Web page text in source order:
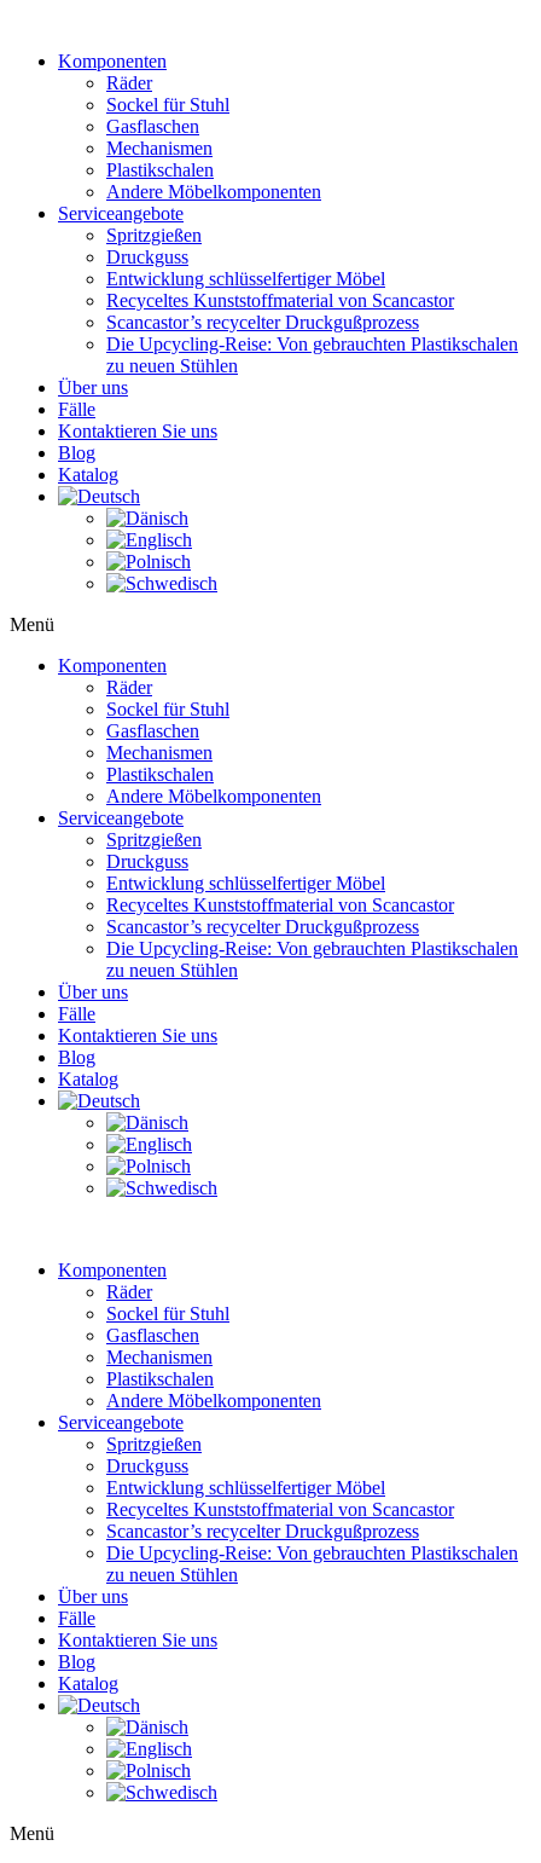
wechselnKomponenten
Räder
Sockel für Stuhl
Gasflaschen
Mechanismen
Plastikschalen
Andere Möbelkomponenten
Serviceangebote
Spritzgießen
Druckguss
Entwicklung schlüsselfertiger Möbel
Recyceltes Kunststoffmaterial von Scancastor
Scancastor’s recycelter Druckgußprozess
Die Upcycling-Reise: Von gebrauchten Plastikschalen
zu neuen Stühlen
Über uns
Fälle
Kontaktieren Sie uns
Blog
Katalog
Menü
Komponenten
Räder
Sockel für Stuhl
Gasflaschen
Mechanismen
Plastikschalen
Andere Möbelkomponenten
Serviceangebote
Spritzgießen
Druckguss
Entwicklung schlüsselfertiger Möbel
Recyceltes Kunststoffmaterial von Scancastor
Scancastor’s recycelter Druckgußprozess
Die Upcycling-Reise: Von gebrauchten Plastikschalen
zu neuen Stühlen
Über uns
Fälle
Kontaktieren Sie uns
Blog
Katalog
Komponenten
Räder
Sockel für Stuhl
Gasflaschen
Mechanismen
Plastikschalen
Andere Möbelkomponenten
Serviceangebote
Spritzgießen
Druckguss
Entwicklung schlüsselfertiger Möbel
Recyceltes Kunststoffmaterial von Scancastor
Scancastor’s recycelter Druckgußprozess
Die Upcycling-Reise: Von gebrauchten Plastikschalen
zu neuen Stühlen
Über uns
Fälle
Kontaktieren Sie uns
Blog
Katalog
Menü